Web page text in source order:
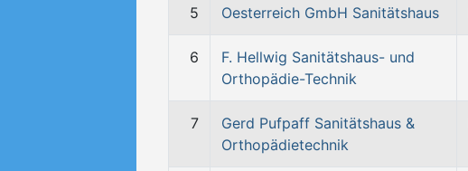
5 Oesterreich GmbH Sanitätshaus
6
F. Hellwig Sanitätshaus- und
Orthopädie-Technik
7
Gerd Pufpaff Sanitätshaus &
Orthopädietechnik